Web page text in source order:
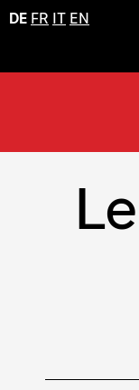
DE FR IT EN